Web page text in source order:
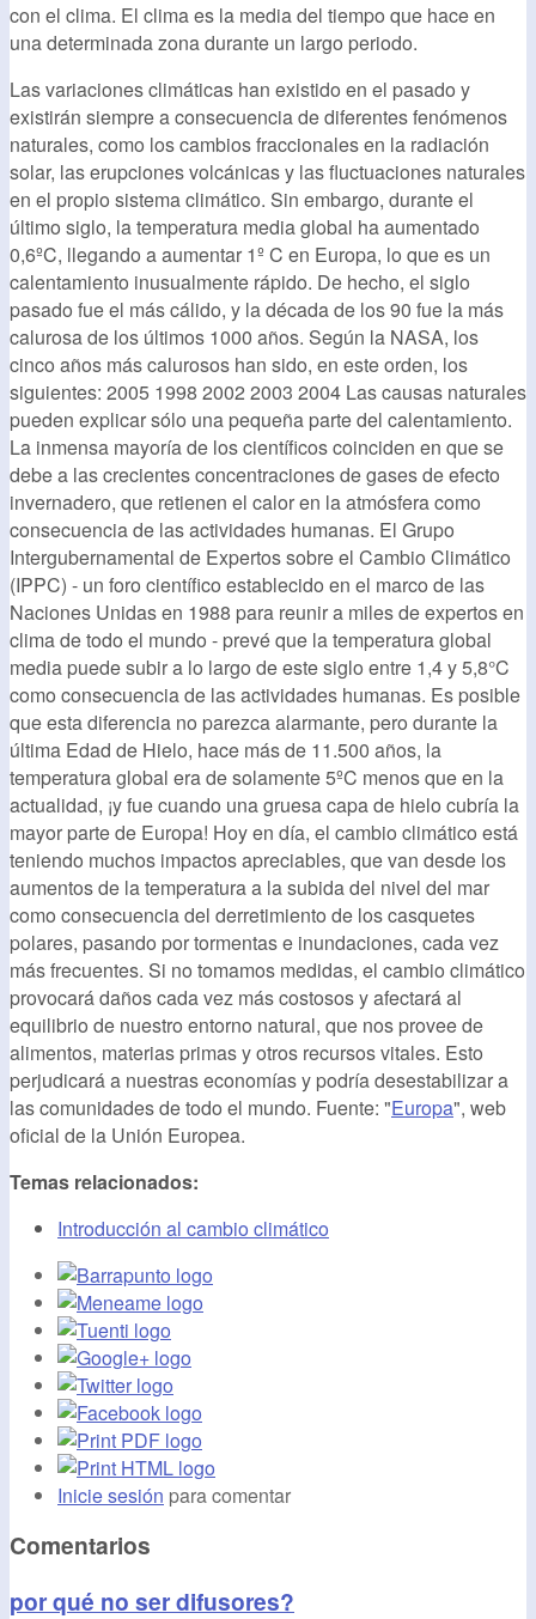
con el clima. El clima es la media del tiempo que hace en
una determinada zona durante un largo periodo.
Las variaciones climáticas han existido en el pasado y
existirán siempre a consecuencia de diferentes fenómenos
naturales, como los cambios fraccionales en la radiación
solar, las erupciones volcánicas y las fluctuaciones naturales
en el propio sistema climático. Sin embargo, durante el
último siglo, la temperatura media global ha aumentado
0,6ºC, llegando a aumentar 1º C en Europa, lo que es un
calentamiento inusualmente rápido. De hecho, el siglo
pasado fue el más cálido, y la década de los 90 fue la más
calurosa de los últimos 1000 años. Según la NASA, los
cinco años más calurosos han sido, en este orden, los
siguientes: 2005 1998 2002 2003 2004 Las causas naturales
pueden explicar sólo una pequeña parte del calentamiento.
La inmensa mayoría de los científicos coinciden en que se
debe a las crecientes concentraciones de gases de efecto
invernadero, que retienen el calor en la atmósfera como
consecuencia de las actividades humanas. El Grupo
Intergubernamental de Expertos sobre el Cambio Climático
(IPPC) - un foro científico establecido en el marco de las
Naciones Unidas en 1988 para reunir a miles de expertos en
clima de todo el mundo - prevé que la temperatura global
media puede subir a lo largo de este siglo entre 1,4 y 5,8°C
como consecuencia de las actividades humanas. Es posible
que esta diferencia no parezca alarmante, pero durante la
última Edad de Hielo, hace más de 11.500 años, la
temperatura global era de solamente 5ºC menos que en la
actualidad, ¡y fue cuando una gruesa capa de hielo cubría la
mayor parte de Europa! Hoy en día, el cambio climático está
teniendo muchos impactos apreciables, que van desde los
aumentos de la temperatura a la subida del nivel del mar
como consecuencia del derretimiento de los casquetes
polares, pasando por tormentas e inundaciones, cada vez
más frecuentes. Si no tomamos medidas, el cambio climático
provocará daños cada vez más costosos y afectará al
equilibrio de nuestro entorno natural, que nos provee de
alimentos, materias primas y otros recursos vitales. Esto
perjudicará a nuestras economías y podría desestabilizar a
las comunidades de todo el mundo. Fuente: "Europa", web
oficial de la Unión Europea.
Temas relacionados:
Introducción al cambio climático
Inicie sesión para comentar
Comentarios
por qué no ser difusores?